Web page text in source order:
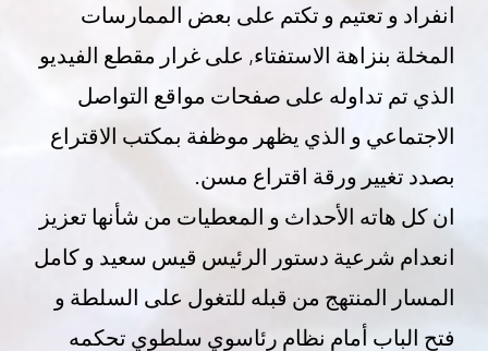
انفراد و تعتيم و تكتم على بعض الممارسات
المخلة بنزاهة الاستفتاء, على غرار مقطع الفيديو
الذي تم تداوله على صفحات مواقع التواصل
الاجتماعي و الذي يظهر موظفة بمكتب الاقتراع
بصدد تغيير ورقة اقتراع مسن.
ان كل هاته الأحداث و المعطيات من شأنها تعزيز
انعدام شرعية دستور الرئيس قيس سعيد و كامل
المسار المنتهج من قبله للتغول على السلطة و
فتح الباب أمام نظام رئاسوي سلطوي تحكمه